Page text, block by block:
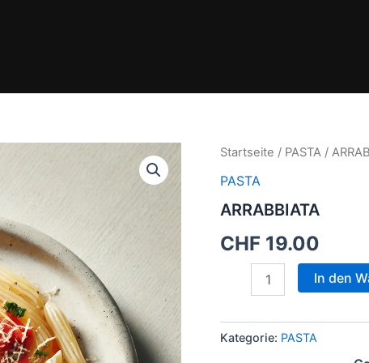
Startseite / PASTA /
PASTA
ARRABBIATA
CHF 19.00
ARRABBIATA
In den
Kategorie: PASTA